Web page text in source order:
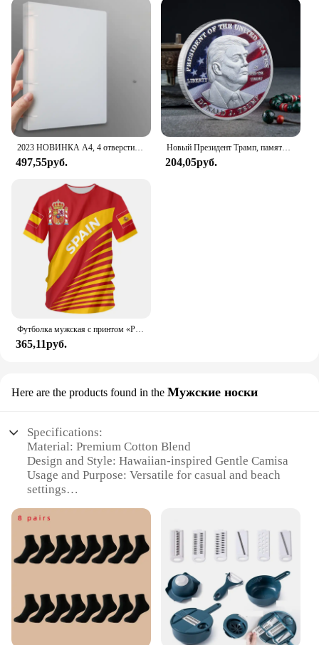
2023 НОВИНКА A4, 4 отверстия, зажим D-типа, синяя папка из полипропилена, перфорированная прозрачная папка-переплет, папка А4
497,55руб.
Новый Президент Трамп, памятный значок Дональда Трампа монета, серебряное золото, тройная монета, Дональд J Трамп, «в Бог, которому мы доверяем», монеты
204,05руб.
Футболка мужская с принтом «Реал Мадрид»
365,11руб.
Here are the products found in the Мужские носки
Specifications:
Material: Premium Cotton Blend
Design and Style: Hawaiian-inspired Gentle Camisa
Usage and Purpose: Versatile for casual and beach
settings
Performance and Property: Lightweight, breathable
fabric
Shape or Size or Weight or Quantity: Available in
multiple sizes for a comfortable fit
**Elegant Comfort for Every Occasion**
The Alimens Gentle Camisa Hawaiana is a testament